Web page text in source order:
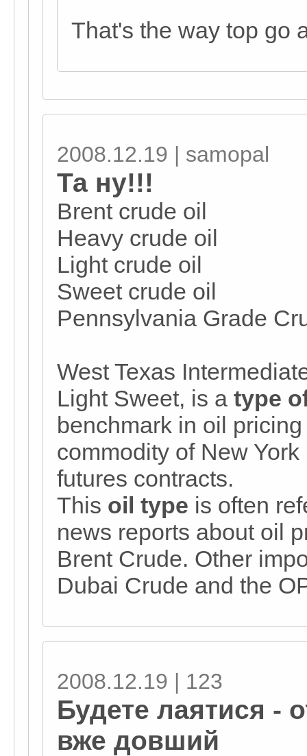
That's the way top go
2008.12.19 | samopal
Та ну!!!
Brent crude oil
Heavy crude oil
Light crude oil
Sweet crude oil
Pennsylvania Grade
West Texas
Light Sweet, is a type
benchmark in oil
commodity of New
futures contracts.
This oil type is often
news reports about oil
Brent Crude. Other
Dubai Crude and the
2008.12.19 | 123
Будете лаятися -
вже довший